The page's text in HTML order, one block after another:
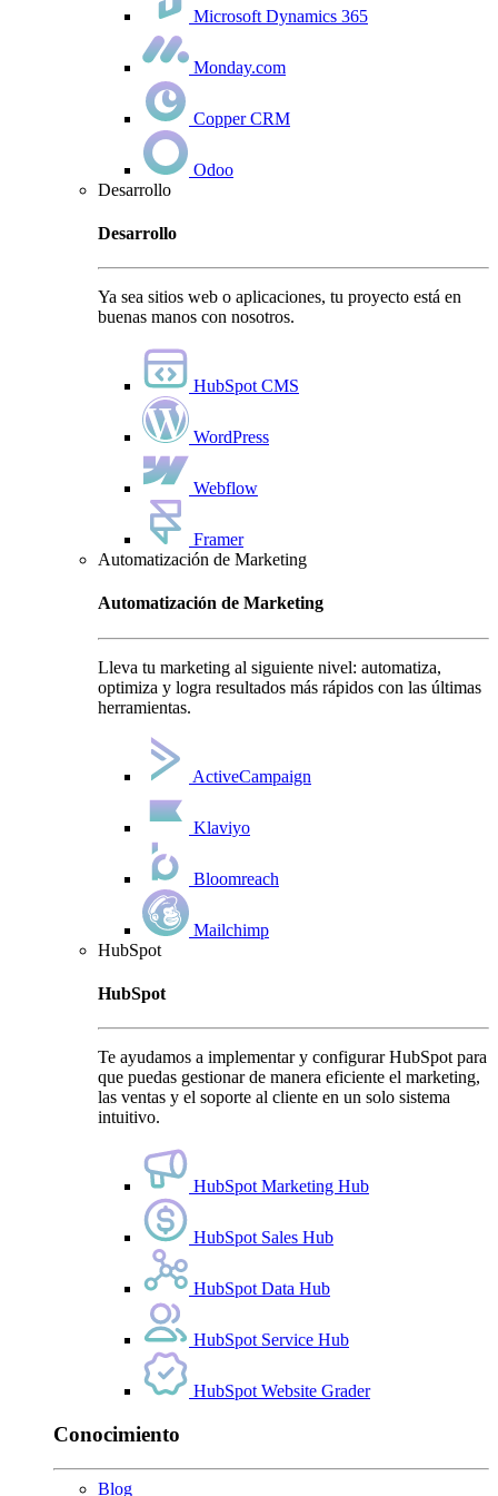
Microsoft Dynamics 365
Monday.com
Copper CRM
Odoo
Desarrollo
Desarrollo
Ya sea sitios web o aplicaciones, tu proyecto está en
buenas manos con nosotros.
HubSpot CMS
WordPress
Webflow
Framer
Automatización de Marketing
Automatización de Marketing
Lleva tu marketing al siguiente nivel: automatiza,
optimiza y logra resultados más rápidos con las últimas
herramientas.
ActiveCampaign
Klaviyo
Bloomreach
Mailchimp
HubSpot
HubSpot
Te ayudamos a implementar y configurar HubSpot para
que puedas gestionar de manera eficiente el marketing,
las ventas y el soporte al cliente en un solo sistema
intuitivo.
HubSpot Marketing Hub
HubSpot Sales Hub
HubSpot Data Hub
HubSpot Service Hub
HubSpot Website Grader
Conocimiento
Blog